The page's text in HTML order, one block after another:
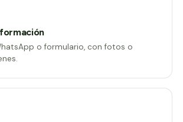
o formulario, con fotos o